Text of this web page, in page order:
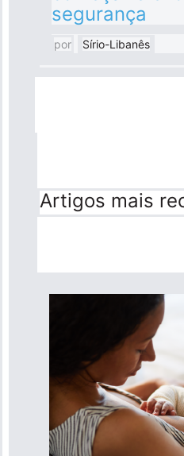
segurança
por Sírio-Libanês
Artigos mais